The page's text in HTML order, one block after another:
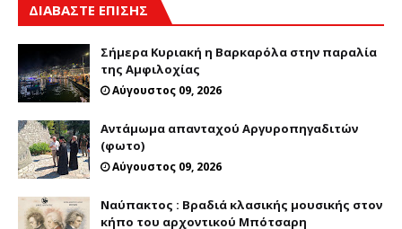
ΔΙΑΒΑΣΤΕ ΕΠΙΣΗΣ
Σήμερα Κυριακή η Βαρκαρόλα στην παραλία
της Αμφιλοχίας
Αύγουστος 09, 2026
Αντάμωμα απανταχού Αργυροπηγαδιτών
(φωτο)
Αύγουστος 09, 2026
Ναύπακτος : Βραδιά κλασικής μουσικής στον
κήπο του αρχοντικού Μπότσαρη